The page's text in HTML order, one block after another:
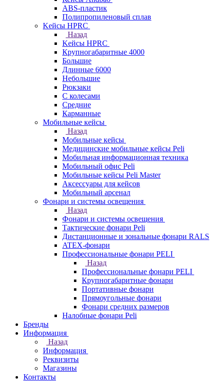
ABS-пластик
Полипропиленовый сплав
Kейсы HPRC
Назад
Kейсы HPRC
Крупногабаритные 4000
Большие
Длинные 6000
Небольшие
Рюкзаки
С колесами
Средние
Карманные
Мобильные кейсы
Назад
Мобильные кейсы
Медицинские мобильные кейсы Peli
Мобильная информационная техника
Мобильный офис Peli
Мобильные кейсы Peli Master
Аксессуары для кейсов
Мобильный арсенал
Фонари и системы освещения
Назад
Фонари и системы освещения
Тактические фонари Peli
Дистанционные и зональные фонари RALS
ATEX-фонари
Профессиональные фонари PELI
Назад
Профессиональные фонари PELI
Крупногабаритные фонари
Портативные фонари
Прямоугольные фонари
Фонари средних размеров
Налобные фонари Peli
Бренды
Информация
Назад
Информация
Реквизиты
Магазины
Контакты